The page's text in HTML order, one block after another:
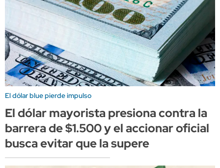
El dólar blue pierde impulso
El dólar mayorista presiona contra la
barrera de $1.500 y el accionar oficial
busca evitar que la supere